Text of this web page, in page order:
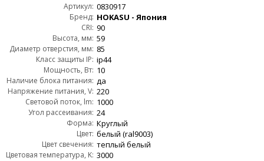
Артикул: 0830917
Бренд: HOKASU - Япония
CRI: 90
Высота, мм: 59
Диаметр отверстия, мм: 85
Класс защиты IP: ip44
Мощность, Вт: 10
Наличие блока питания: да
Напряжение питания, V: 220
Световой поток, lm: 1000
Угол рассеивания: 24
Форма: Круглый
Цвет: белый (ral9003)
Цвет свечения: теплый белый
Цветовая температура, K: 3000